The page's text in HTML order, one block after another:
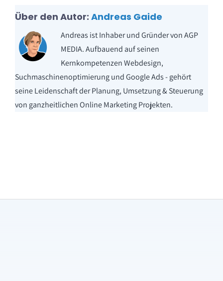
Über den Autor: Andreas Gaide
Andreas ist Inhaber und Gründer von AGP
MEDIA. Aufbauend auf seinen
Kernkompetenzen Webdesign,
Suchmaschinenoptimierung und Google Ads - gehört
seine Leidenschaft der Planung, Umsetzung & Steuerung
von ganzheitlichen Online Marketing Projekten.